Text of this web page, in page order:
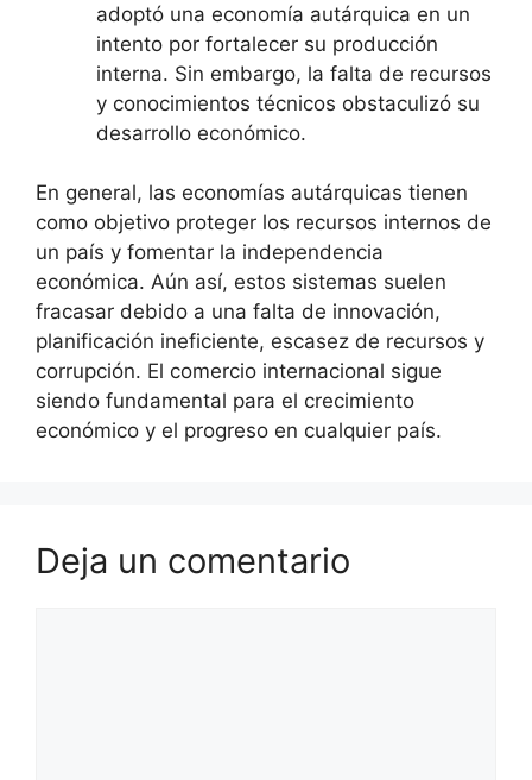
adoptó una economía autárquica en un
intento por fortalecer su producción
interna. Sin embargo, la falta de recursos
y conocimientos técnicos obstaculizó su
desarrollo económico.
En general, las economías autárquicas tienen
como objetivo proteger los recursos internos de
un país y fomentar la independencia
económica. Aún así, estos sistemas suelen
fracasar debido a una falta de innovación,
planificación ineficiente, escasez de recursos y
corrupción. El comercio internacional sigue
siendo fundamental para el crecimiento
económico y el progreso en cualquier país.
Deja un comentario